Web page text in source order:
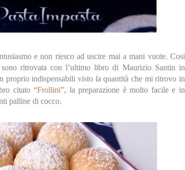
e non riesco ad uscire mai a mani vuote. Cosi
ritrovata con l’ultimo libro di Maurizio Santin in
proprio indispensabili visto la quantità che mi ritrovo in
citato“Frollini”, la preparazione è molto facile e in
palline di cocco.